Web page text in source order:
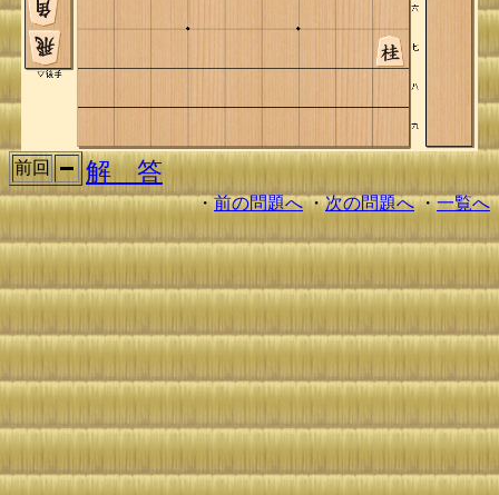
前回 解 答
・前の問題へ・次の問題へ・一覧へ